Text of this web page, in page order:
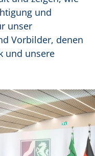
und
unser
Vorbilder, denen
und unsere